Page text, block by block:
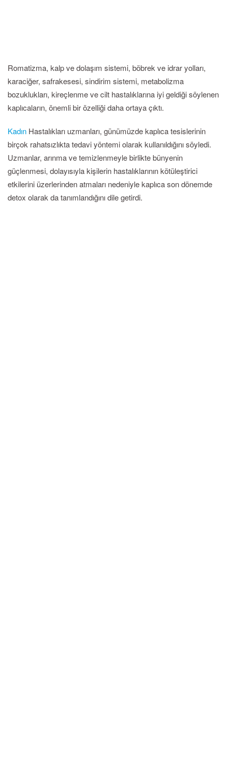
Romatizma, kalp ve dolaşım sistemi, böbrek ve idrar yolları,
karaciğer, safrakesesi, sindirim sistemi, metabolizma
bozuklukları, kireçlenme ve cilt hastalıklarına iyi geldiği söylenen
kaplıcaların, önemli bir özelliği daha ortaya çıktı.
Kadın Hastalıkları uzmanları, günümüzde kaplıca tesislerinin
birçok rahatsızlıkta tedavi yöntemi olarak kullanıldığını söyledi.
Uzmanlar, arınma ve temizlenmeyle birlikte bünyenin
güçlenmesi, dolayısıyla kişilerin hastalıklarının kötüleştirici
etkilerini üzerlerinden atmaları nedeniyle kaplıca son dönemde
detox olarak da tanımlandığını dile getirdi.